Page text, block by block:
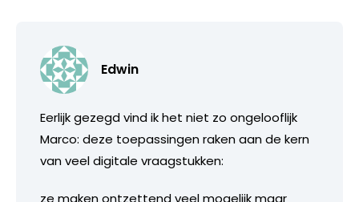
Edwin
Eerlijk gezegd vind ik het niet zo ongelooflijk
Marco: deze toepassingen raken aan de kern
van veel digitale vraagstukken:
ze maken ontzettend veel mogelijk maar